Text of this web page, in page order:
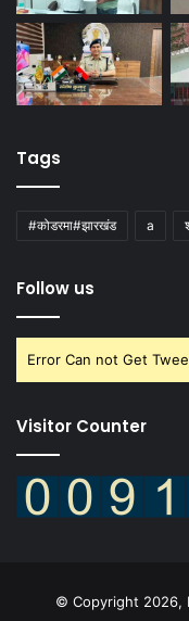
Tags
#कोडरमा#झारखंड a
Follow us
Error Can not Get
Visitor Counter
© Copyright 2026,